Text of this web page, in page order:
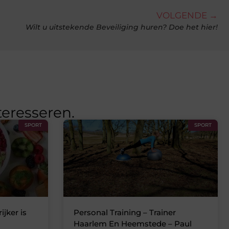
VOLGENDE →
Wilt u uitstekende Beveiliging huren? Doe het hier!
SPORT
is
SPORT
Personal Training – Trainer
Haarlem En Heemstede – Paul